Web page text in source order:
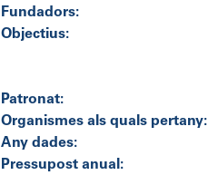
Fundadors:
Objectius:
Patronat:
Organismes als quals pertany:
Any dades:
Pressupost anual: